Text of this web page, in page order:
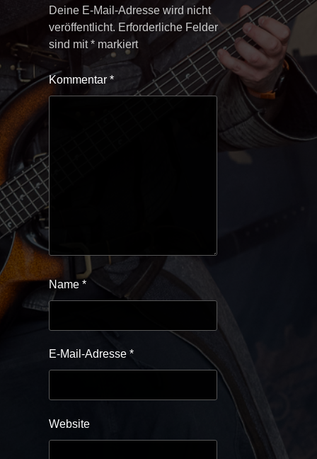
Deine E-Mail-Adresse wird nicht
veröffentlicht. Erforderliche Felder
sind mit* markiert
Kommentar*
Name *
E-Mail-Adresse *
Website